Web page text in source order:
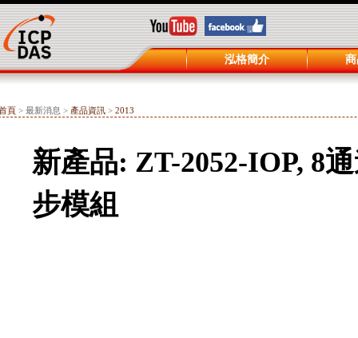
泓格簡介
頁 > 最新消息 > 產品資訊 > 2013
新產品: ZT-2052-IOP, 8
步模組